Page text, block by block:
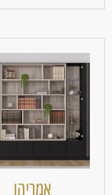
אמריהו